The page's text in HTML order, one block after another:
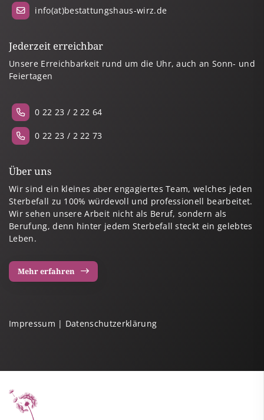
info(at)bestattungshaus-wirz.de
Jederzeit erreichbar
Unsere Erreichbarkeit rund um die Uhr, auch an Sonn- und
Feiertagen
0 22 23 / 2 22 64
0 22 23 / 2 22 73
Über uns
Wir sind ein kleines aber engagiertes Team, welches jeden
Sterbefall zu 100% würdevoll und professionell bearbeitet.
Wir sehen unsere Arbeit nicht als Beruf, sondern als
Berufung, denn hinter jedem Sterbefall steckt ein gelebtes
Leben.
Mehr erfahren
Impressum | Datenschutzerklärung